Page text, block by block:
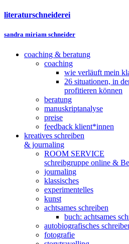
literaturschneiderei
sandra miriam schneider
coaching & beratung
coaching
wie verläuft mein
26 situationen, in
profitieren können
beratung
manuskriptanalyse
preise
feedback klient*innen
kreatives schreiben
& journaling
ROOM SERVICE
schreibgruppe online &
journaling
klassisches
experimentelles
kunst
achtsames schreiben
buch: achtsames
autobiografisches
fotografie